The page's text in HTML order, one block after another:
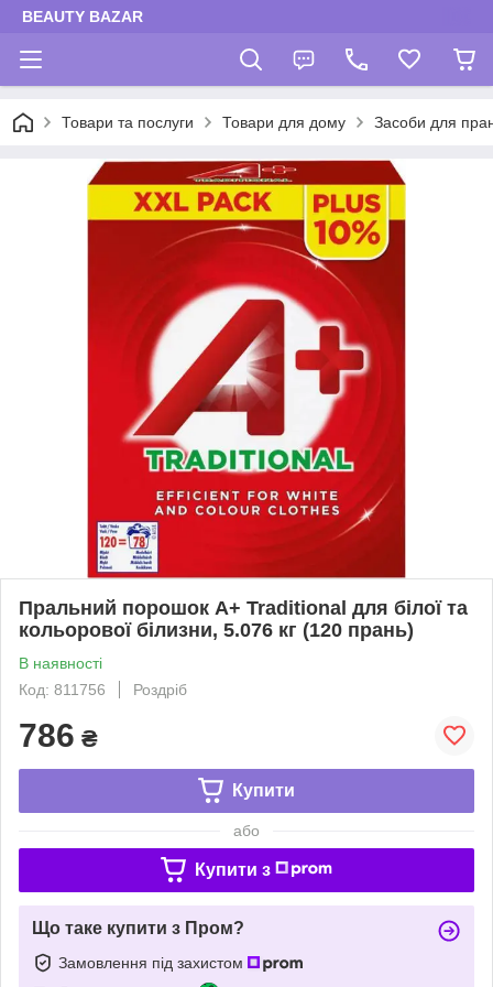
BEAUTY BAZAR
Товари та послуги Товари для дому Засоби для
Пральний порошок A+ Traditional для білої та
кольорової білизни, 5.076 кг (120 прань)
В наявності
Код: 811756
Роздріб
786 ₴
Купити
або
Купити з
Що таке купити з Пром?
Замовлення під захистом